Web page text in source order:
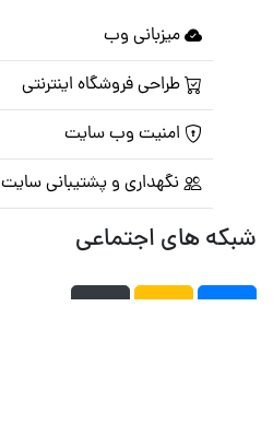
میزبانی وب
طراحی فروشگاه اینترنتی
امنیت وب سایت
نگهداری و پشتیبانی سایت
شبکه های اجتماعی